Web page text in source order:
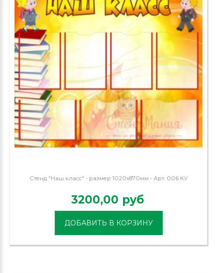
Стенд "Наш класс" - размер 1020х870мм - Арт. 006 КУ
3200,00 руб
ДОБАВИТЬ В КОРЗИНУ